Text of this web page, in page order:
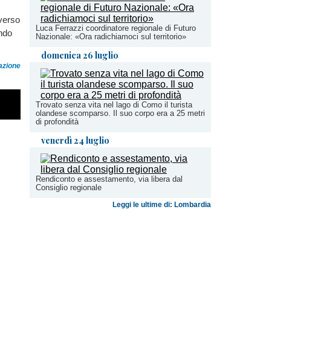
Luca Ferrazzi coordinatore regionale di Futuro
Nazionale: «Ora radichiamoci sul territorio»
domenica 26 luglio
Trovato senza vita nel lago di Como il turista
olandese scomparso. Il suo corpo era a 25 metri
di profondità
venerdì 24 luglio
Rendiconto e assestamento, via libera dal
Consiglio regionale
Leggi le ultime di: Lombardia